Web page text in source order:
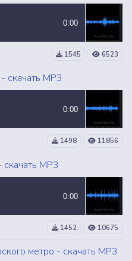
0:00
1545 6523
скачать MP3
0:00
1498 11856
MP3
0:00
1452 10675
метро - скачать MP3